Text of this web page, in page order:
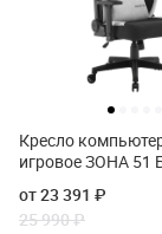
Кресло
игровое ЗОНА
игровое ZONE 51
от 23 391 ₽
25 990 ₽